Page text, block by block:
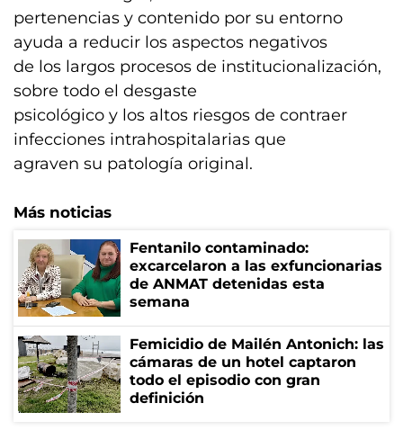
pertenencias y contenido por su entorno
ayuda a reducir los aspectos negativos
de los largos procesos de institucionalización,
sobre todo el desgaste
psicológico y los altos riesgos de contraer
infecciones intrahospitalarias que
agraven su patología original.
Más noticias
Fentanilo contaminado:
excarcelaron a las exfuncionarias
de ANMAT detenidas esta
semana
Femicidio de Mailén Antonich: las
cámaras de un hotel captaron
todo el episodio con gran
definición